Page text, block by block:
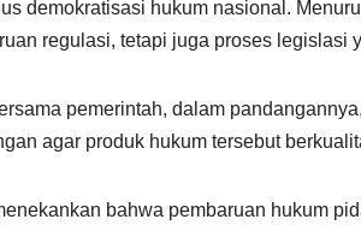
demokratisasi hukum nasional.
regulasi, tetapi juga proses legislasi
pemerintah, dalam
agar produk hukum tersebut
bahwa pembaruan hukum